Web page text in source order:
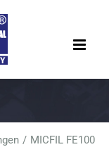
MICFIL FE100